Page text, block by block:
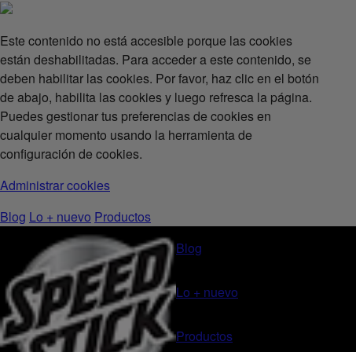
Este contenido no está accesible porque las cookies
están deshabilitadas. Para acceder a este contenido, se
deben habilitar las cookies. Por favor, haz clic en el botón
de abajo, habilita las cookies y luego refresca la página.
Puedes gestionar tus preferencias de cookies en
cualquier momento usando la herramienta de
configuración de cookies.
Administrar cookies
Blog Lo + nuevo Productos
Blog
Lo + nuevo
Productos